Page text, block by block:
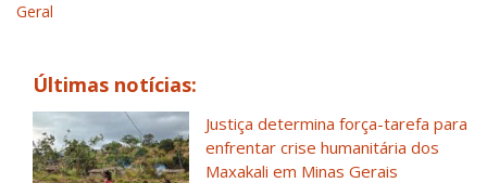
Geral
Últimas notícias:
Justiça determina força-tarefa para
enfrentar crise humanitária dos
Maxakali em Minas Gerais